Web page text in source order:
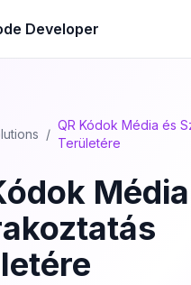
Developer
/
QR Kódok Média és
Területére